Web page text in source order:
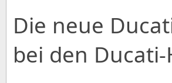
Die neue
bei den